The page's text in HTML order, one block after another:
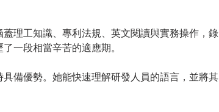
理工知識、專利法規、英文閱讀與實務操作，錄
一段相當辛苦的適應期。
備優勢。她能快速理解研發人員的語言，並將其